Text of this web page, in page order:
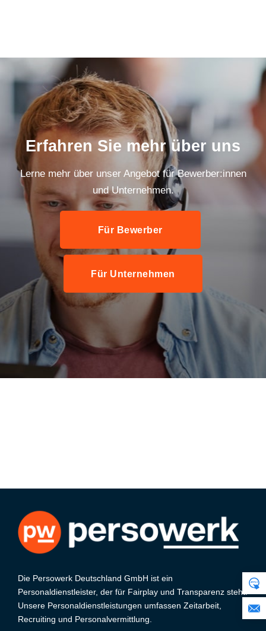
Erfahren Sie mehr über uns
Lerne mehr über unser Angebot für Bewerber:innen
und Unternehmen.
Für Bewerber
Für Unternehmen
Die Persowerk Deutschland GmbH ist ein
Personaldienstleister, der für Fairplay und Transparenz steht.
Unsere Personaldienstleistungen umfassen Zeitarbeit,
Recruiting und Personalvermittlung.